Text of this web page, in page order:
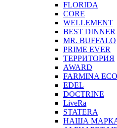
FLORIDA
CORE
WELLEMENT
BEST DINNER
MR. BUFFALO
PRIME EVER
ТЕРРИТОРИЯ
AWARD
FARMINA
EDEL
DOCTRINE
LiveRa
STATERA
НАША